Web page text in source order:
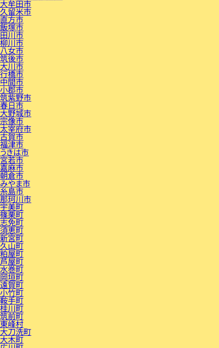
大牟田市
久留米市
直方市
飯塚市
田川市
柳川市
八女市
筑後市
大川市
行橋市
中間市
小郡市
筑紫野市
春日市
大野城市
宗像市
太宰府市
古賀市
福津市
うきは市
宮若市
嘉麻市
朝倉市
みやま市
糸島市
那珂川市
宇美町
篠栗町
志免町
須恵町
新宮町
久山町
粕屋町
芦屋町
水巻町
岡垣町
遠賀町
小竹町
鞍手町
桂川町
筑前町
東峰村
大刀洗町
大木町